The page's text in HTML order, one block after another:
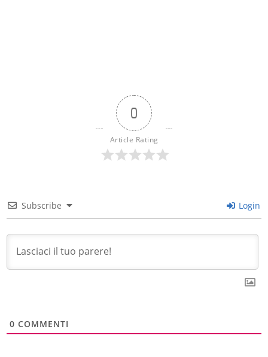
0
Article Rating
Subscribe Login
0 COMMENTI